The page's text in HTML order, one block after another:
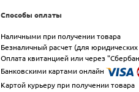
Способы оплаты
Наличными при получении товара
Безналичный расчет (для
Оплата квитанцией или через
Банковскими картами онлайн
Картой курьеру при получении товара